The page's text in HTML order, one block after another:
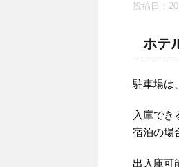
投稿日：
ホテ
駐車場は
入庫でき
宿泊の場
出入庫可